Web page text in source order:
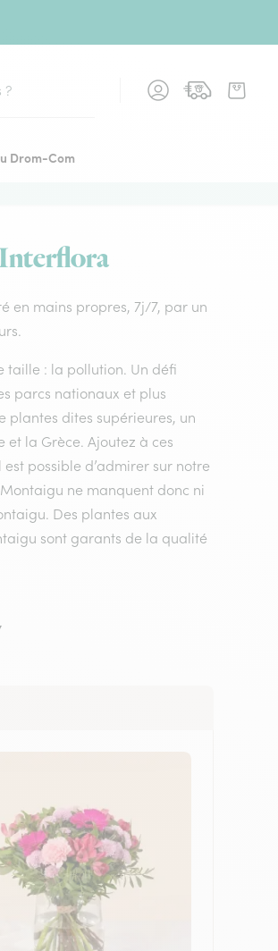
Drom-Com
en mains propres, 7j/7, par un
taille : la pollution. Un défi
parcs nationaux et plus
plantes dites supérieures, un
et la Grèce. Ajoutez à ces
possible d’admirer sur notre
ne manquent donc ni
Des plantes aux
sont garants de la qualité